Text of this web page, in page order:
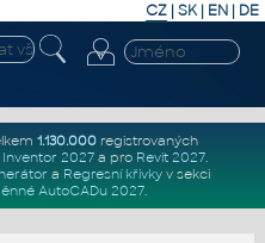
CZ | SK| EN | DE
1.130.000registrovaných
Inventor 2027a pro Revit 2027.
a Regresní křivkyv sekci
AutoCADu 2027.